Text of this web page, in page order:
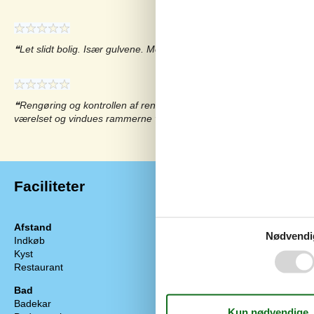
Let slidt bolig. Især gulvene. Men alt virkede og var opryddet og
Rengøring og kontrollen af rengøringen skal blive bedre. Der var
værelset og vindues rammerne var meget beskidt.
Faciliteter
Afstand
Indkøb
Kyst
Restaurant
Bad
Badekar
Antal
Antal
Badeland
Byggeår
Energihus